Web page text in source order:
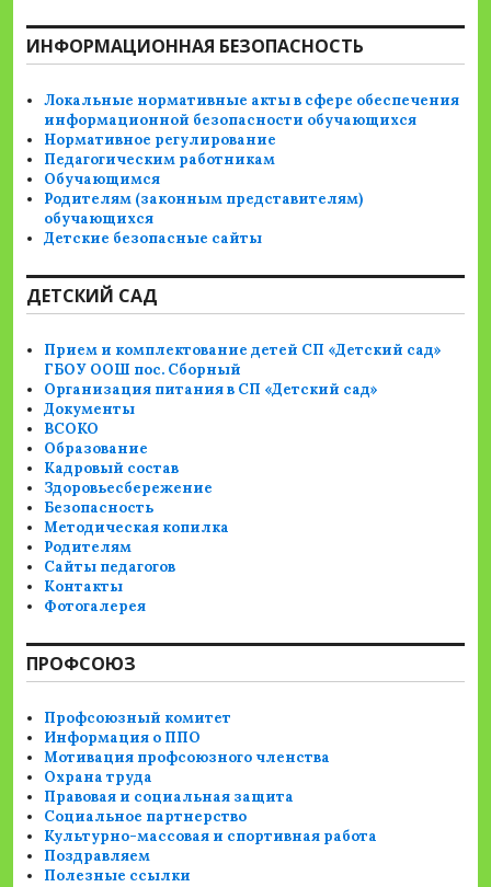
ИНФОРМАЦИОННАЯ БЕЗОПАСНОСТЬ
Локальные нормативные акты в сфере обеспечения
информационной безопасности обучающихся
Нормативное регулирование
Педагогическим работникам
Обучающимся
Родителям (законным представителям)
обучающихся
Детские безопасные сайты
ДЕТСКИЙ САД
Прием и комплектование детей СП «Детский сад»
ГБОУ ООШ пос. Сборный
Организация питания в СП «Детский сад»
Документы
ВСОКО
Образование
Кадровый состав
Здоровьесбережение
Безопасность
Методическая копилка
Родителям
Сайты педагогов
Контакты
Фотогалерея
ПРОФСОЮЗ
Профсоюзный комитет
Информация о ППО
Мотивация профсоюзного членства
Охрана труда
Правовая и социальная защита
Социальное партнерство
Культурно-массовая и спортивная работа
Поздравляем
Полезные ссылки